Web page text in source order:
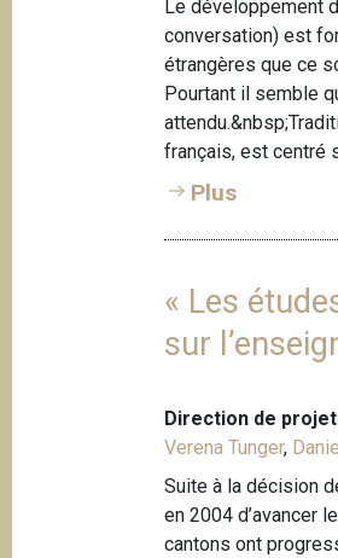
Le développement
conversation) est
étrangères que ce
Pourtant il semble
français, est centré
Plus
« Les
sur
Direction de projet
Verena Tunger,
Suite à la décision
en 2004 d’avancer
cantons ont